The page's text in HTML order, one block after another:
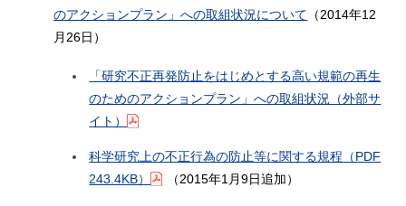
のアクションプラン」への取組状況について （2014年12
月26日）
「研究不正再発防止をはじめとする高い規範の再生
のためのアクションプラン」への取組状況（外部サ
イト）
科学研究上の不正行為の防止等に関する規程 （PDF
243.4KB）
（2015年1月9日追加）